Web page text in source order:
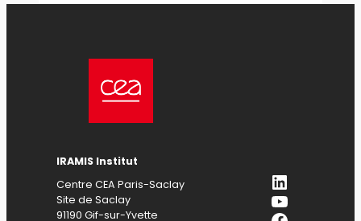
IRAMIS Institut
Centre CEA Paris-Saclay
Site de Saclay
91190 Gif-sur-Yvette
LinkedIn
YouTube